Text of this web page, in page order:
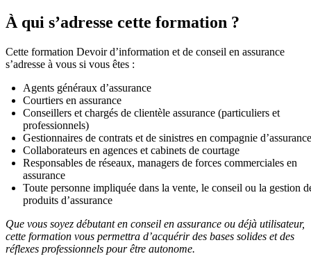
À qui s’adresse cette formation ?
Cette formation Devoir d’information et de conseil en assurance
s’adresse à vous si vous êtes :
Agents généraux d’assurance
Courtiers en assurance
Conseillers et chargés de clientèle assurance (particuliers et
professionnels)
Gestionnaires de contrats et de sinistres en compagnie d’assurance
Collaborateurs en agences et cabinets de courtage
Responsables de réseaux, managers de forces commerciales en
assurance
Toute personne impliquée dans la vente, le conseil ou la gestion
produits d’assurance
Que vous soyez débutant en conseil en assurance ou déjà utilisateur,
cette formation vous permettra d’acquérir des bases solides et des
réflexes professionnels pour être autonome.